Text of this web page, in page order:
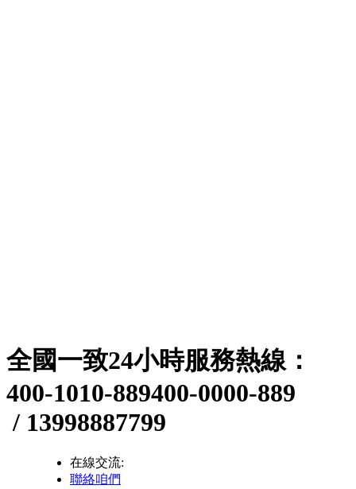
全國一致24小時服務熱線：
400-1010-889400-0000-889
/ 13998887799
在線交流:
聯絡咱們